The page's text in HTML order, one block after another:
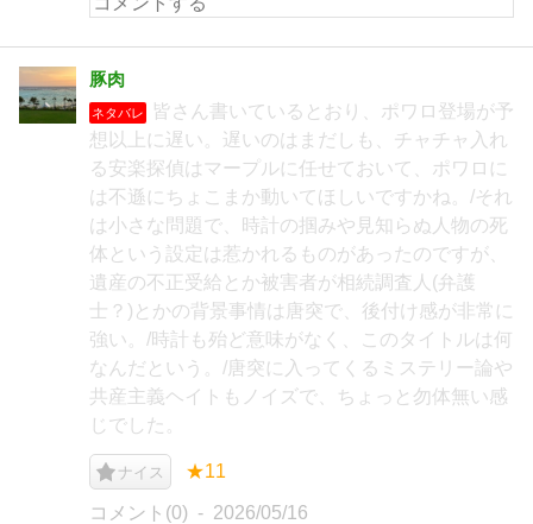
豚肉
ネタバレ
皆さん書いているとおり、ポワロ登場が予
想以上に遅い。遅いのはまだしも、チャチャ入れ
る安楽探偵はマープルに任せておいて、ポワロに
は不遜にちょこまか動いてほしいですかね。/それ
は小さな問題で、時計の掴みや見知らぬ人物の死
体という設定は惹かれるものがあったのですが、
遺産の不正受給とか被害者が相続調査人(弁護
士？)とかの背景事情は唐突で、後付け感が非常に
強い。/時計も殆ど意味がなく、このタイトルは何
なんだという。/唐突に入ってくるミステリー論や
共産主義ヘイトもノイズで、ちょっと勿体無い感
じでした。
ナイス ★11
コメント(0) 2026/05/16